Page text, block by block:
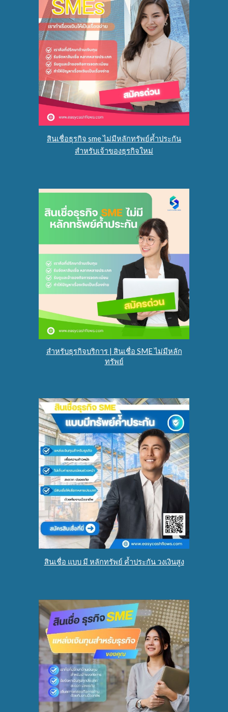
สินเชื่อธุรกิจ sme ไม่มีหลักทรัพย์ค้ำประกัน
สำหรับเจ้าของธุรกิจใหม่
สำหรับธุรกิจบริการ | สินเชื่อ SME ไม่มีหลัก
ทรัพย์
สินเชื่อ แบบ มี หลักทรัพย์ ค้ำประกัน วงเงินสูง